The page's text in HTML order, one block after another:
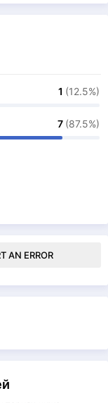
1 (12.5%)
7 (87.5%)
ERROR